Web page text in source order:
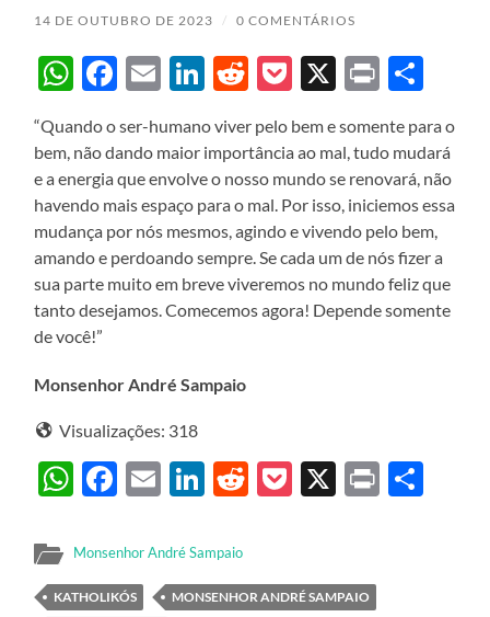
14 DE OUTUBRO DE 2023 / 0 COMENTÁRIOS
WhatsApp
Facebook
EmailLinkedIn
Reddit
Pocket
X Print
“Quando o ser-humano viver pelo bem e somente para o
bem, não dando maior importância ao mal, tudo mudará
e a energia que envolve o nosso mundo se renovará, não
havendo mais espaço para o mal. Por isso, iniciemos essa
mudança por nós mesmos, agindo e vivendo pelo bem,
amando e perdoando sempre. Se cada um de nós fizer a
sua parte muito em breve viveremos no mundo feliz que
tanto desejamos. Comecemos agora! Depende somente
de você!”
Monsenhor André Sampaio
Visualizações: 318
WhatsApp
Facebook
EmailLinkedIn
Reddit
Pocket
X Print
Monsenhor André Sampaio
KATHOLIKÓS
MONSENHOR ANDRÉ SAMPAIO